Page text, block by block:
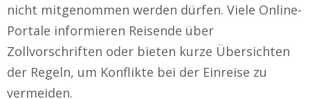
nicht mitgenommen werden dürfen. Viele Online-
Portale informieren Reisende über
Zollvorschriften oder bieten kurze Übersichten
der Regeln, um Konflikte bei der Einreise zu
vermeiden.